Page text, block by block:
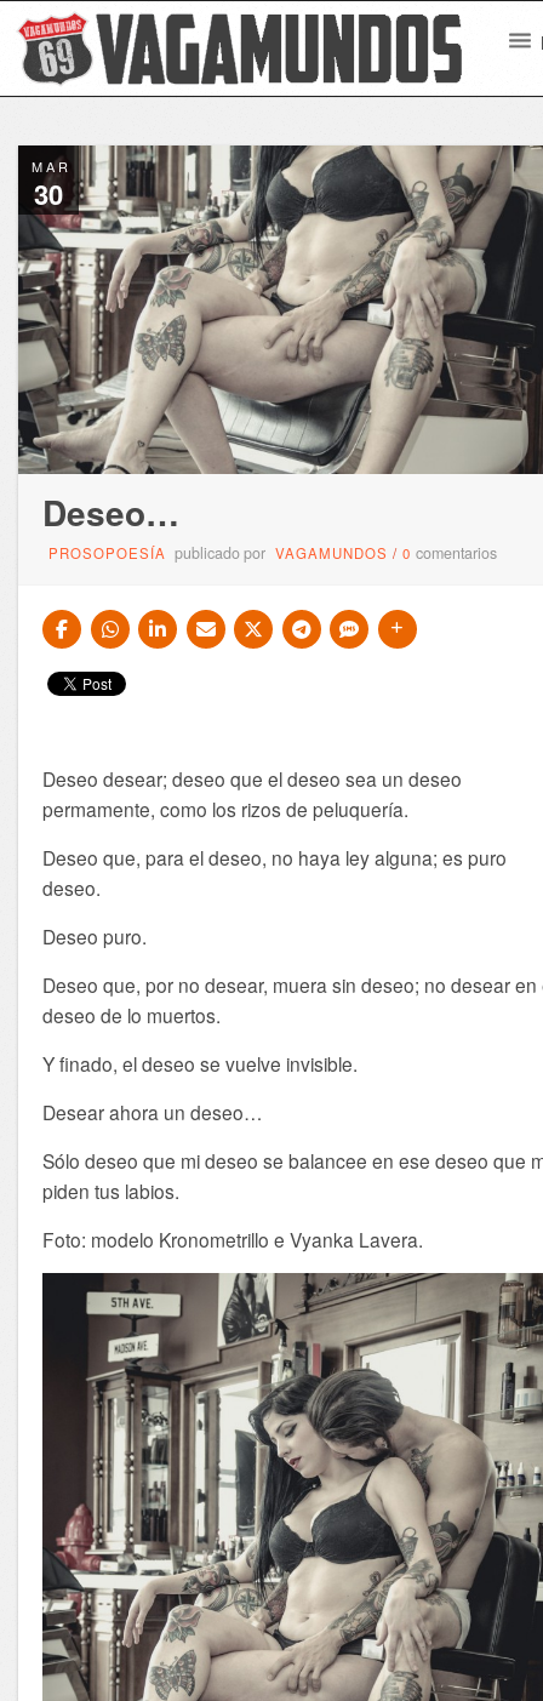
MAR
30
Deseo…
PROSOPOESÍA publicado por VAGAMUNDOS /0comentarios
Deseo desear; deseo que el deseo sea un deseo
permamente, como los rizos de peluquería.
Deseo que, para el deseo, no haya ley alguna; es puro
deseo.
Deseo puro.
Deseo que, por no desear, muera sin deseo; no desear en
deseo de lo muertos.
Y finado, el deseo se vuelve invisible.
Desear ahora un deseo…
Sólo deseo que mi deseo se balancee en ese deseo que
piden tus labios.
Foto: modelo Kronometrillo e Vyanka Lavera.